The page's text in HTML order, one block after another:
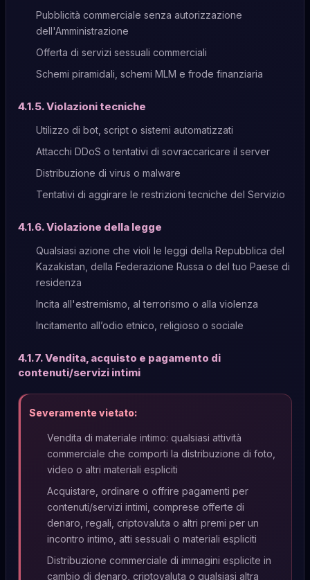
Pubblicità commerciale senza autorizzazione
dell'Amministrazione
Offerta di servizi sessuali commerciali
Schemi piramidali, schemi MLM e frode finanziaria
4.1.5. Violazioni tecniche
Utilizzo di bot, script o sistemi automatizzati
Attacchi DDoS o tentativi di sovraccaricare il server
Distribuzione di virus o malware
Tentativi di aggirare le restrizioni tecniche del Servizio
4.1.6. Violazione della legge
Qualsiasi azione che violi le leggi della Repubblica del
Kazakistan, della Federazione Russa o del tuo Paese di
residenza
Incita all'estremismo, al terrorismo o alla violenza
Incitamento all’odio etnico, religioso o sociale
4.1.7. Vendita, acquisto e pagamento di
contenuti/servizi intimi
Severamente vietato:
Vendita di materiale intimo: qualsiasi attività
commerciale che comporti la distribuzione di foto,
video o altri materiali espliciti
Acquistare, ordinare o offrire pagamenti per
contenuti/servizi intimi, comprese offerte di
denaro, regali, criptovaluta o altri premi per un
incontro intimo, atti sessuali o materiali espliciti
Distribuzione commerciale di immagini esplicite in
cambio di denaro, criptovaluta o qualsiasi altra